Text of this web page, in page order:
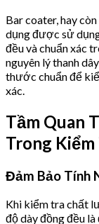
Bar coater, hay
dụng được sử
đều và chuẩn xác
nguyên lý thanh
thước chuẩn để
xác.
Tầm Quan
Trong
Đảm Bảo Tính
Khi kiểm tra chất
độ dày đồng đều